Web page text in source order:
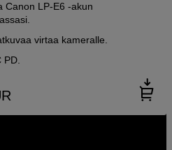
100W USB-C GaN Travel
Canon LP-E6 -akun
virtaa kameralle.
PD.